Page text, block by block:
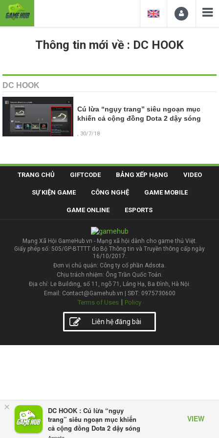
×
DC HOOK : Cú lừa “ngụy
trang” siêu ngoạn mục khiến
cả cộng đồng Dota 2 dậy sóng
VIEW
Thông tin mới về : DC HOOK
DC HOOK
Cú lừa “ngụy trang” siêu ngoạn mục
khiến cả cộng đồng Dota 2 dậy sóng
, 30/7/18
TRANG CHỦ GIFTCODE BẢNG XẾP HẠNG VIDEO
SỰ KIỆN GAME CÔNG NGHỆ GAME MOBILE
GAME ONLINE ESPORTS
Mạng Xã Hội GameHub.vn - Mạng xã hội dành cho game thủ Việt.
Giấy phép số: 505/GP-BTTTT do Bộ Thông tin và Truyền thông cấp ngày
16/10/2017.
Đơn vị chủ quản: Công ty cổ phần Adsota.
Chịu trách nhiệm: Ông Trần Quốc Toản.
Địa chỉ: Le Building, số 11, ngõ 71, Láng Hạ, Ba Đình, Hà Nội.
Email: Contact@Gamehub.vn | SĐT: 0975730600
Terms of Uses | Policy
Liên hệ đăng bài